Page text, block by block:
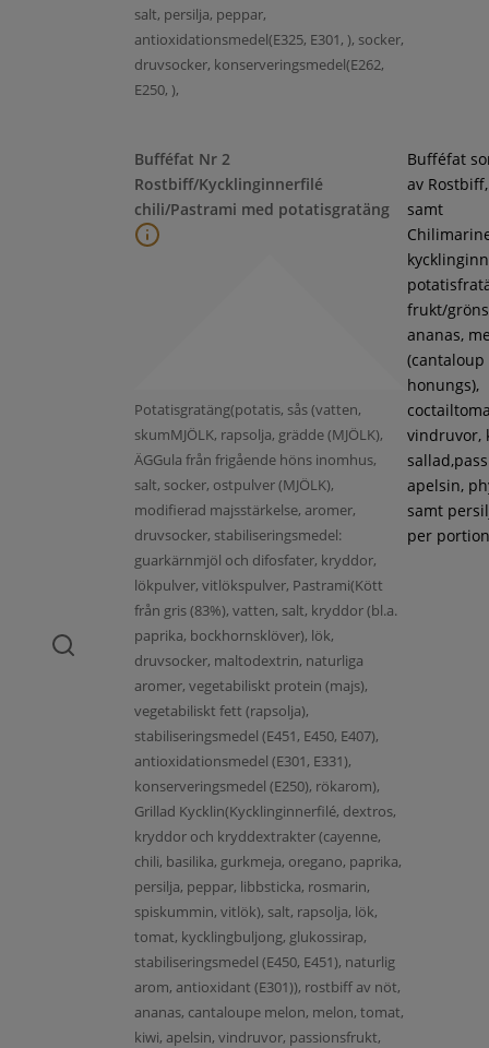
salt, persilja, peppar,
antioxidationsmedel(E325, E301, ), socker,
druvsocker, konserveringsmedel(E262,
E250, ),
Bufféfat Nr 2
Rostbiff/Kycklinginnerfilé
chili/Pastrami med potatisgratäng
Potatisgratäng(potatis, sås (vatten,
skumMJÖLK, rapsolja, grädde (MJÖLK),
ÄGGula från frigående höns inomhus,
salt, socker, ostpulver (MJÖLK),
modifierad majsstärkelse, aromer,
druvsocker, stabiliseringsmedel:
guarkärnmjöl och difosfater, kryddor,
lökpulver, vitlökspulver, Pastrami(Kött
från gris (83%), vatten, salt, kryddor (bl.a.
paprika, bockhornsklöver), lök,
druvsocker, maltodextrin, naturliga
aromer, vegetabiliskt protein (majs),
vegetabiliskt fett (rapsolja),
stabiliseringsmedel (E451, E450, E407),
antioxidationsmedel (E301, E331),
konserveringsmedel (E250), rökarom),
Grillad Kycklin(Kycklinginnerfilé, dextros,
kryddor och kryddextrakter (cayenne,
chili, basilika, gurkmeja, oregano, paprika,
persilja, peppar, libbsticka, rosmarin,
spiskummin, vitlök), salt, rapsolja, lök,
tomat, kycklingbuljong, glukossirap,
stabiliseringsmedel (E450, E451), naturlig
arom, antioxidant (E301)), rostbiff av nöt,
ananas, cantaloupe melon, melon, tomat,
kiwi, apelsin, vindruvor, passionsfrukt,
Bufféfat
av
samt
frukt/
ananas,
(cantaloup
honungs),
vindruvor,
apelsin,
samt
per